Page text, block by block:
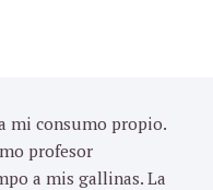
mi consumo propio.
profesor
a mis gallinas. La